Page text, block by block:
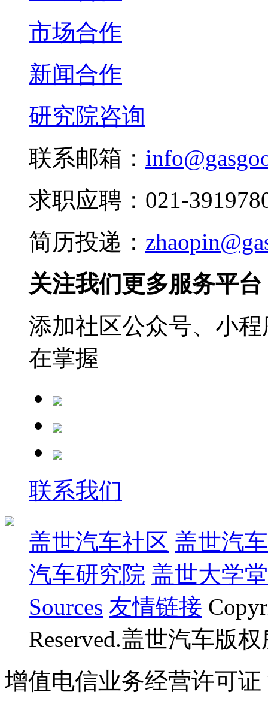
市场合作
新闻合作
研究院咨询
联系邮箱：
求职应聘：021-
简历投递：
关注我们更多服务平台
添加社区公众号、小
在掌握
联系我们
盖世汽车社区 盖世汽
汽车研究院 盖世大学堂
Sources 友情链接
Reserved.盖世汽车版
增值电信业务经营许可证